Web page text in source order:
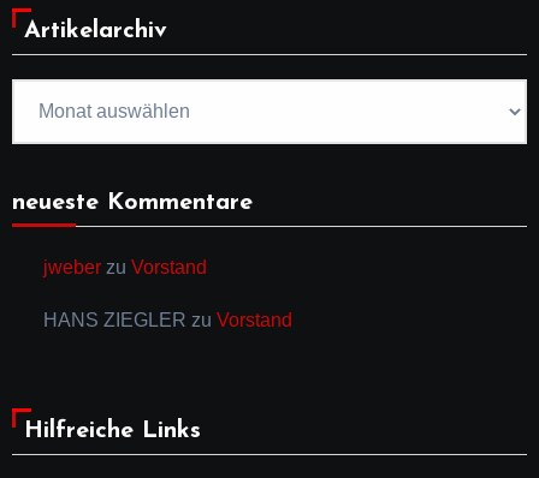
Artikelarchiv
neueste Kommentare
jweberzu Vorstand
HANS ZIEGLER zu Vorstand
Hilfreiche Links